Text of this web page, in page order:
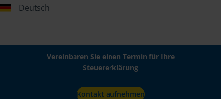
Deutsch
Vereinbaren Sie einen Termin für Ihre
Steuererklärung
Kontakt aufnehmen